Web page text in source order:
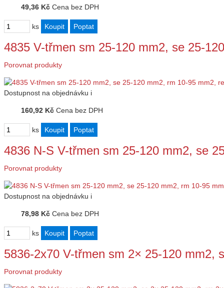
49,36 Kč Cena bez DPH
ks
4835 V-třmen sm 25-120 mm2, se 25-
Porovnat produkty
Dostupnost na objednávku i
160,92 Kč Cena bez DPH
ks
4836 N-S V-třmen sm 25-120 mm2, se
Porovnat produkty
Dostupnost na objednávku i
78,98 Kč Cena bez DPH
ks
5836-2x70 V-třmen sm 2× 25-120
Porovnat produkty